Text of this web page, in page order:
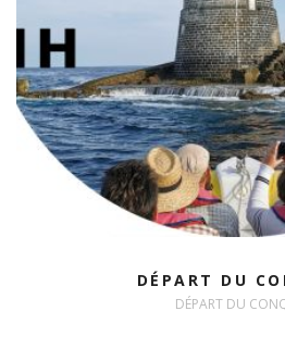
DÉPART DU
DÉPART DU